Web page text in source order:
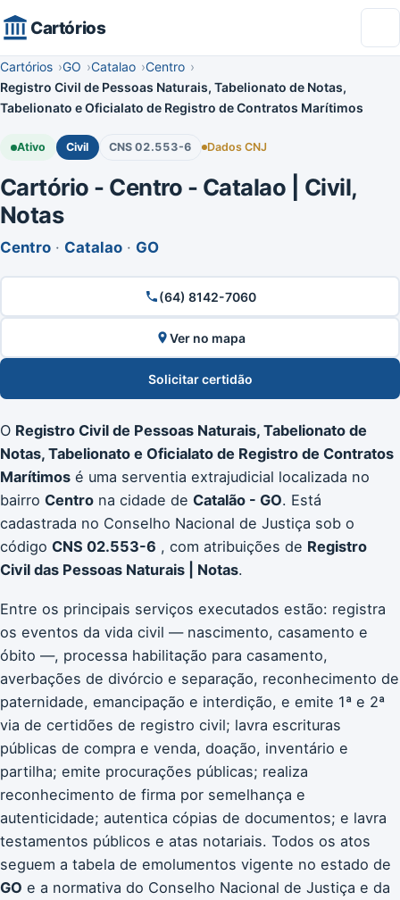
Cartórios
Cartórios GO Catalao
Centro
Registro Civil de Pessoas Naturais, Tabelionato de Notas,
Tabelionato e Oficialato de Registro de Contratos Marítimos
Ativo Civil CNS 02.553-6 Dados CNJ
Cartório - Centro - Catalao | Civil,
Notas
Centro · Catalao · GO
(64) 8142-7060
Ver no mapa
Solicitar certidão
O Registro Civil de Pessoas Naturais, Tabelionato de
Notas, Tabelionato e Oficialato de Registro de Contratos
Marítimos é uma serventia extrajudicial localizada no
bairro Centro na cidade de Catalão - GO. Está
cadastrada no Conselho Nacional de Justiça sob o
código CNS 02.553-6 , com atribuições de Registro
Civil das Pessoas Naturais | Notas.
Entre os principais serviços executados estão: registra
os eventos da vida civil — nascimento, casamento e
óbito —, processa habilitação para casamento,
averbações de divórcio e separação, reconhecimento de
paternidade, emancipação e interdição, e emite 1ª e 2ª
via de certidões de registro civil; lavra escrituras
públicas de compra e venda, doação, inventário e
partilha; emite procurações públicas; realiza
reconhecimento de firma por semelhança e
autenticidade; autentica cópias de documentos; e lavra
testamentos públicos e atas notariais. Todos os atos
seguem a tabela de emolumentos vigente no estado de
GO e a normativa do Conselho Nacional de Justiça e da